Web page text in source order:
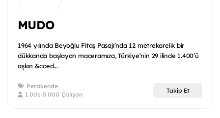
MUDO
1964 yılında Beyoğlu Fitaş Pasajı’nda 12 metrekarelik bir
dükkanda başlayan maceramıza, Türkiye’nin 29 ilinde 1.400’ü
aşkın &cced...
Perakende
1.001-5.000 Çalışan
Takip Et